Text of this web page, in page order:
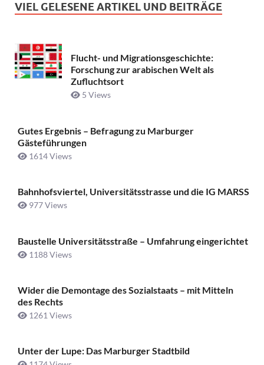
VIEL GELESENE ARTIKEL UND BEITRÄGE
Flucht- und Migrationsgeschichte:
Forschung zur arabischen Welt als
Zufluchtsort
5 Views
Gutes Ergebnis – Befragung zu Marburger
Gästeführungen
1614 Views
Bahnhofsviertel, Universitätsstrasse und die IG MARSS
977 Views
Baustelle Universitätsstraße ­– Umfahrung eingerichtet
1188 Views
Wider die Demontage des Sozialstaats – mit Mitteln
des Rechts
1261 Views
Unter der Lupe: Das Marburger Stadtbild